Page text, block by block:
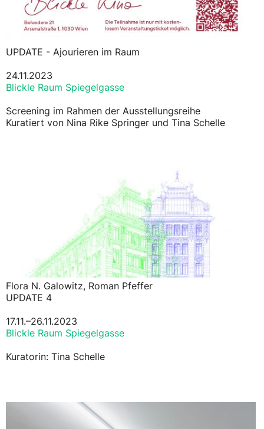
UPDATE - Ajourieren im Raum
24.11.2023
Blickle Raum Spiegelgasse
Screening im Rahmen der Ausstellungsreihe
Kuratiert von Nina Rike Springer und Tina Schelle
Flora N. Galowitz, Roman Pfeffer
UPDATE 4
17.11.–26.11.2023
Blickle Raum Spiegelgasse
Kuratorin: Tina Schelle